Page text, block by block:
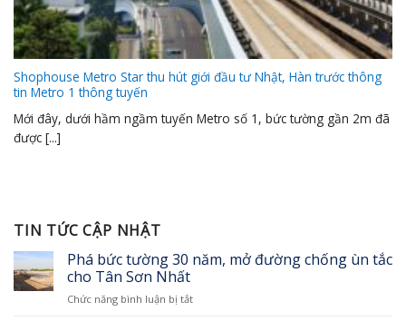
Shophouse Metro Star thu hút giới đầu tư Nhật, Hàn trước thông
tin Metro 1 thông tuyến
Mới đây, dưới hầm ngầm tuyến Metro số 1, bức tường gần 2m đã
được [...]
TIN TỨC CẬP NHẬT
Phá bức tường 30 năm, mở đường chống ùn tắc
cho Tân Sơn Nhất
Chức năng bình luận bị tắtở